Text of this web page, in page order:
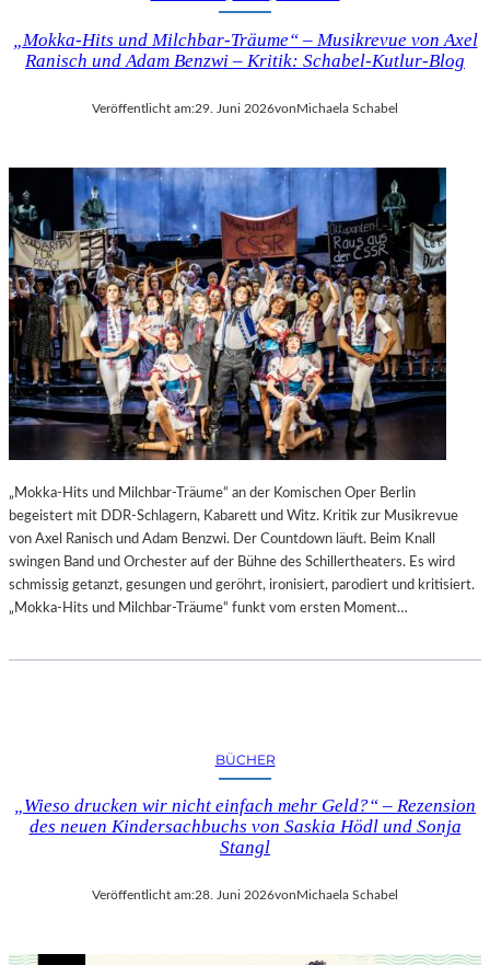
„Mokka-Hits und Milchbar-Träume“ – Musikrevue von Axel
Ranisch und Adam Benzwi – Kritik: Schabel-Kutlur-Blog
Veröffentlicht am:29. Juni 2026vonMichaela Schabel
„Mokka-Hits und Milchbar-Träume“ an der Komischen Oper Berlin
begeistert mit DDR-Schlagern, Kabarett und Witz. Kritik zur Musikrevue
von Axel Ranisch und Adam Benzwi. Der Countdown läuft. Beim Knall
swingen Band und Orchester auf der Bühne des Schillertheaters. Es wird
schmissig getanzt, gesungen und geröhrt, ironisiert, parodiert und kritisiert.
„Mokka-Hits und Milchbar-Träume“ funkt vom ersten Moment…
BÜCHER
„Wieso drucken wir nicht einfach mehr Geld?“ – Rezension
des neuen Kindersachbuchs von Saskia Hödl und Sonja
Stangl
Veröffentlicht am:28. Juni 2026von Michaela Schabel